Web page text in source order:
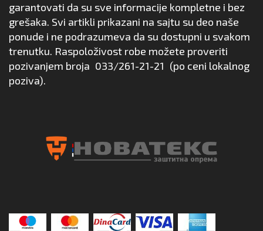
garantovati da su sve informacije kompletne i bez
grešaka. Svi artikli prikazani na sajtu su deo naše
ponude i ne podrazumeva da su dostupni u svakom
trenutku. Raspoloživost robe možete proveriti
pozivanjem broja 033/261-21-21 (po ceni lokalnog
poziva).